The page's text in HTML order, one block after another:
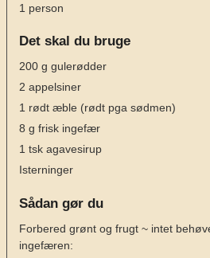
1 person
Det skal du bruge
200 g gulerødder
2 appelsiner
1 rødt æble (rødt pga sødmen)
8 g frisk ingefær
1 tsk agavesirup
Isterninger
Sådan gør du
Forbered grønt og frugt ~ intet
ingefæren: